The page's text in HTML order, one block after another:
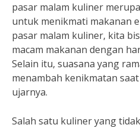
pasar malam kuliner
untuk menikmati makanan
pasar malam kuliner, kita
macam makanan dengan
Selain itu, suasana yang
menambah kenikmatan
ujarnya.
Salah satu kuliner yang